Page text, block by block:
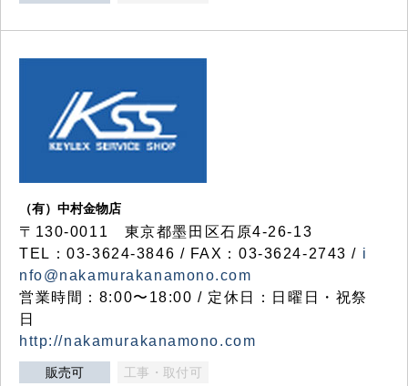
（有）中村金物店
〒130-0011 東京都墨田区石原4-26-13
TEL：03-3624-3846 / FAX：03-3624-2743 / i
nfo@nakamurakanamono.com
営業時間：8:00〜18:00 / 定休日：日曜日・祝祭
日
http://nakamurakanamono.com
販売可 工事・取付可